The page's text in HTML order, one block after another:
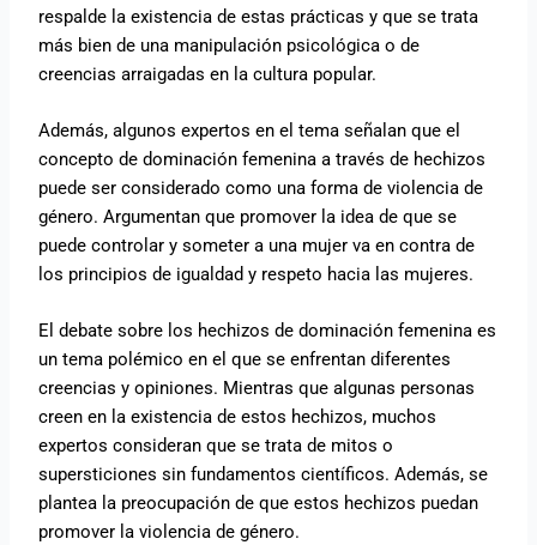
respalde la existencia de estas prácticas y que se trata
más bien de una manipulación psicológica o de
creencias arraigadas en la cultura popular.
Además, algunos expertos en el tema señalan que el
concepto de dominación femenina a través de hechizos
puede ser considerado como una forma de violencia de
género. Argumentan que promover la idea de que se
puede controlar y someter a una mujer va en contra de
los principios de igualdad y respeto hacia las mujeres.
El debate sobre los hechizos de dominación femenina es
un tema polémico en el que se enfrentan diferentes
creencias y opiniones. Mientras que algunas personas
creen en la existencia de estos hechizos, muchos
expertos consideran que se trata de mitos o
supersticiones sin fundamentos científicos. Además, se
plantea la preocupación de que estos hechizos puedan
promover la violencia de género.